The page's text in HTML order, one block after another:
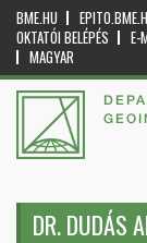
BME.HU
OKTATÓI BELÉPÉS
E-
MAGYAR
DR. DUDÁS